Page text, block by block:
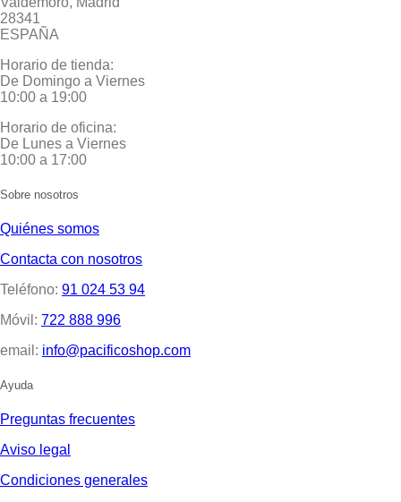
28341
ESPAÑA
Horario de tienda:
De Domingo a Viernes
10:00 a 19:00
Horario de oficina:
De Lunes a Viernes
10:00 a 17:00
Sobre nosotros
Quiénes somos
Contacta con nosotros
Teléfono: 91 024 53 94
Móvil: 722 888 996
email: info@pacificoshop.com
Ayuda
Preguntas frecuentes
Aviso legal
Condiciones generales